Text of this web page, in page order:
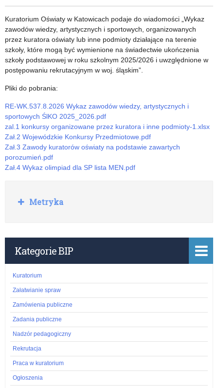
Kuratorium Oświaty w Katowicach podaje do wiadomości „Wykaz
zawodów wiedzy, artystycznych i sportowych, organizowanych
przez kuratora oświaty lub inne podmioty działające na terenie
szkoły, które mogą być wymienione na świadectwie ukończenia
szkoły podstawowej w roku szkolnym 2025/2026 i uwzględnione w
postępowaniu rekrutacyjnym w woj. śląskim”.
Pliki do pobrania:
RE-WK.537.8.2026 Wykaz zawodów wiedzy, artystycznych i
sportowych ŚlKO 2025_2026.pdf
zal.1 konkursy organizowane przez kuratora i inne podmioty-1.xlsx
Zał.2 Wojewódzkie Konkursy Przedmiotowe.pdf
Zał.3 Zawody kuratorów oświaty na podstawie zawartych
porozumień.pdf
Zał.4 Wykaz olimpiad dla SP lista MEN.pdf
R
o
i
Metryka
Kategorie BIP
Kuratorium
Załatwianie spraw
Zamówienia publiczne
Zadania publiczne
Nadzór pedagogiczny
Rekrutacja
Praca w kuratorium
Ogłoszenia